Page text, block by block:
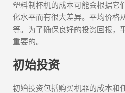
塑料制杯机的成本可能会根据它
化水平而有很大差异。平均价格
等。为了确保良好的投资回报，
重要的。
初始投资
初始投资包括购买机器的成本和